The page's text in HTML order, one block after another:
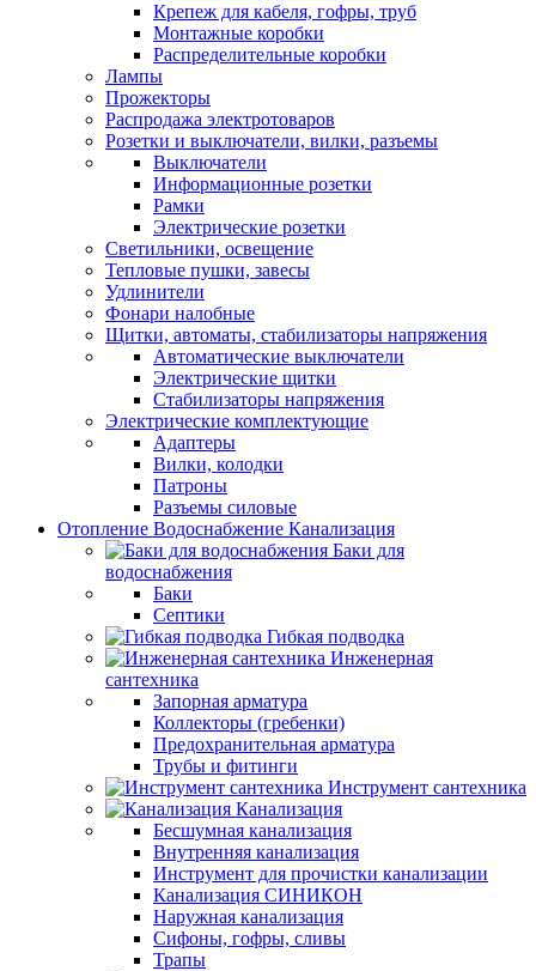
Крепеж для кабеля, гофры, труб
Монтажные коробки
Распределительные коробки
Лампы
Прожекторы
Распродажа электротоваров
Розетки и выключатели, вилки, разъемы
Выключатели
Информационные розетки
Рамки
Электрические розетки
Светильники, освещение
Тепловые пушки, завесы
Удлинители
Фонари налобные
Щитки, автоматы, стабилизаторы напряжения
Автоматические выключатели
Электрические щитки
Стабилизаторы напряжения
Электрические комплектующие
Адаптеры
Вилки, колодки
Патроны
Разъемы силовые
Отопление Водоснабжение Канализация
Баки для
водоснабжения
Баки
Септики
Гибкая подводка
Инженерная
сантехника
Запорная арматура
Коллекторы (гребенки)
Предохранительная арматура
Трубы и фитинги
Инструмент сантехника
Канализация
Бесшумная канализация
Внутренняя канализация
Инструмент для прочистки канализации
Канализация СИНИКОН
Наружная канализация
Сифоны, гофры, сливы
Трапы